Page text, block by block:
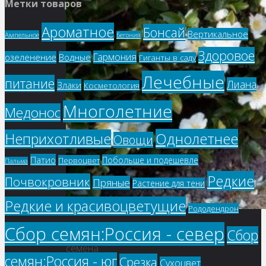
Купить
семена
Метки товаров
Ампельное Ароматное Бегония Бонсай Вертикальное
озеленение Водные Гармония Гиганты в саду Здоровое
питание Злаки Косметология Лечебные Лиана
МедоносМноголетние
Неприхотливые Овощи Однолетнее
Пальма Патио Первоцвет Побольше и подешевле
Почвокровник Пряные Растение для тени Редкие
Редкие и красивоцветущие Рододендрон
Сбор семян:Россия - северСбор
семян:Россия - югСрезка Сухоцвет